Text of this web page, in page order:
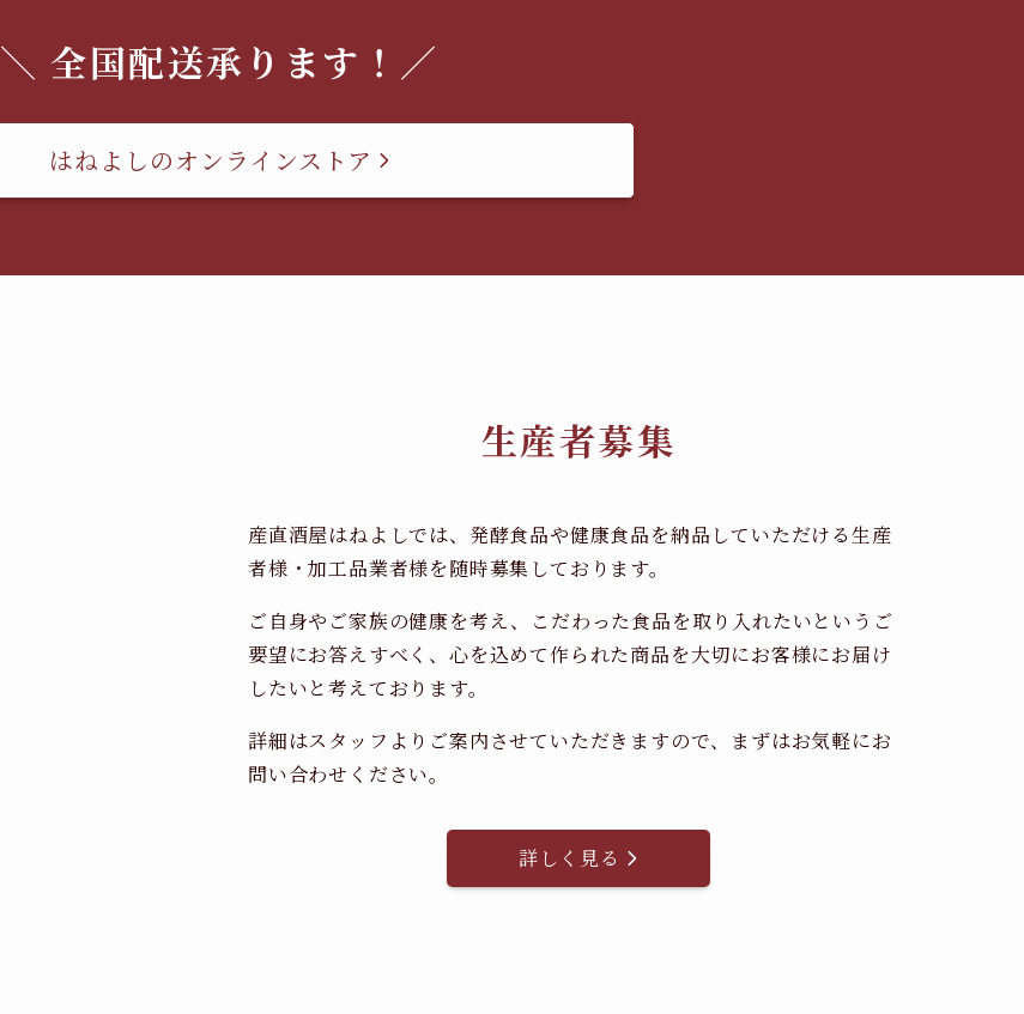
＼ 全国配送承ります！／
はねよしのオンラインストア
生産者募集
産直酒屋はねよしでは、発酵食品や健康食品を納品していただける生産
者様・加工品業者様を随時募集しております。
ご自身やご家族の健康を考え、こだわった食品を取り入れたいというご
要望にお答えすべく、心を込めて作られた商品を大切にお客様にお届け
したいと考えております。
詳細はスタッフよりご案内させていただきますので、まずはお気軽にお
問い合わせください。
詳しく見る